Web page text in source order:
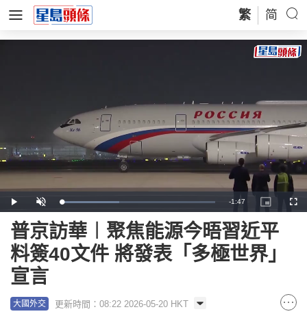
繁 简
Play Unmute Loaded:
37.70%
Remaining
Time
-1:47
Picture-
in-
普京訪華︱聚焦能源今晤習近平
料簽40文件 將發表「多極世界」
宣言
大國外交 更新時間：08:22 2026-05-20 HKT